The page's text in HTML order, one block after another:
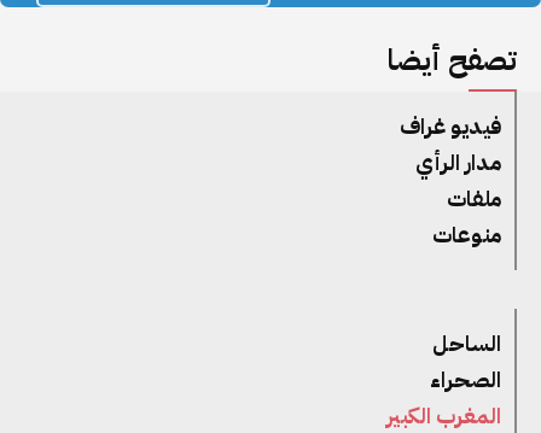
تصفح أيضا
فيديو غراف
مدار الرأي
ملفات
منوعات
الساحل
الصحراء
المغرب الكبير